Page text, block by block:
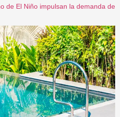
de El Niño impulsan la demanda de